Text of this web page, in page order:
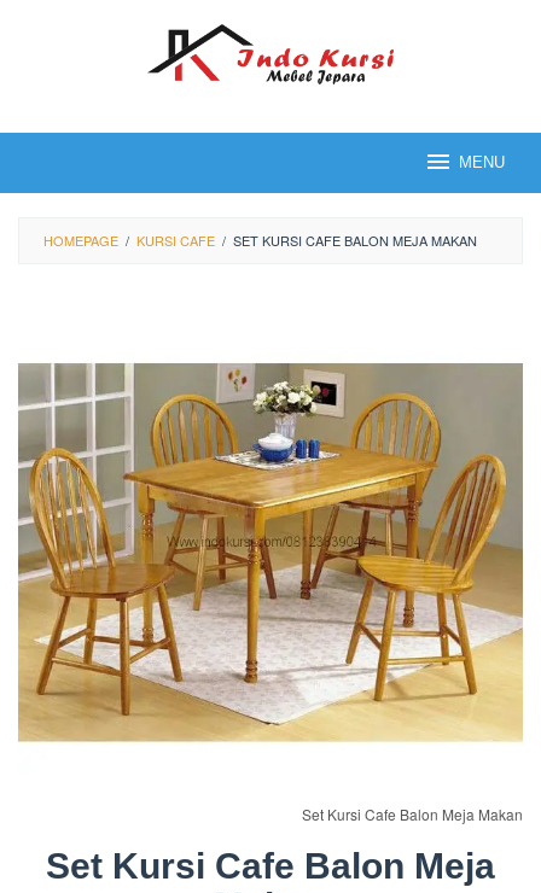
MENU
HOMEPAGE / KURSI CAFE / SET KURSI CAFE BALON MEJA MAKAN
Set Kursi Cafe Balon Meja Makan
Set Kursi Cafe Balon Meja